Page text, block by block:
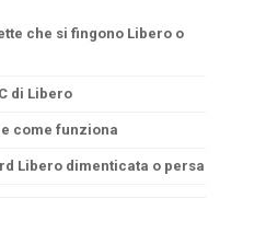
che si fingono Libero o
di Libero
e come funziona
Libero dimenticata o persa